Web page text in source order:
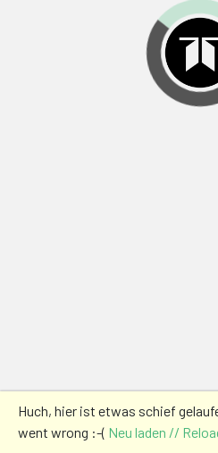
Huch, hier ist etwas schief
went wrong :-( Neu laden //